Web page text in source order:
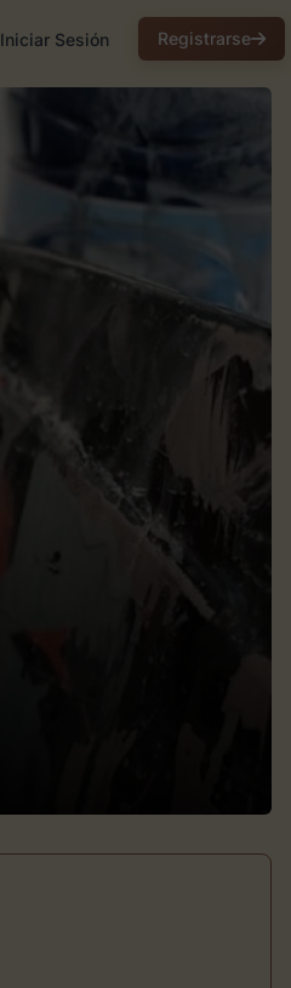
Iniciar Sesión Registrarse